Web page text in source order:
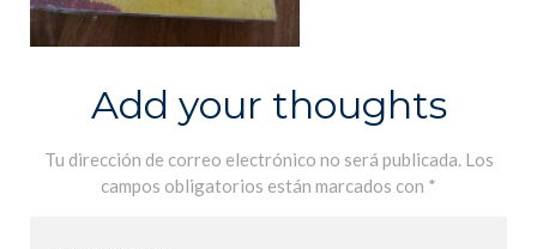
Add your thoughts
Tu dirección de correo electrónico no será publicada. Los
campos obligatorios están marcados con *